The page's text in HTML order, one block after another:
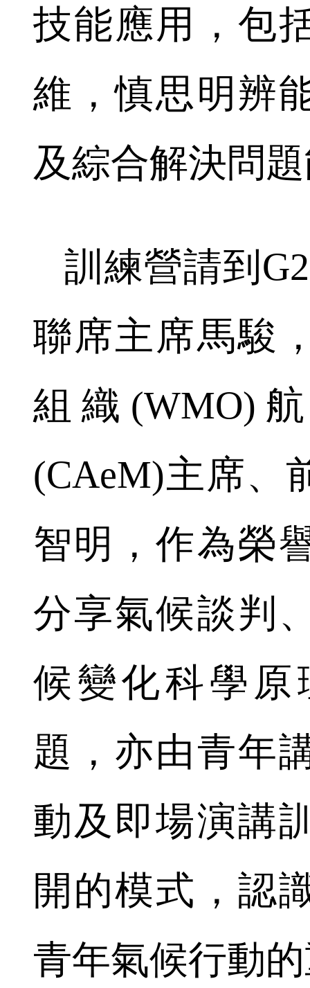
技能應用，包
維，慎思明辨
及綜合解決問
訓練營請到
聯席主席馬駿
組織(WMO)
(CAeM)主席、
智明，作為榮
分享氣候談判
候變化科學原
題，亦由青年
動及即場演講
開的模式，認
青年氣候行動